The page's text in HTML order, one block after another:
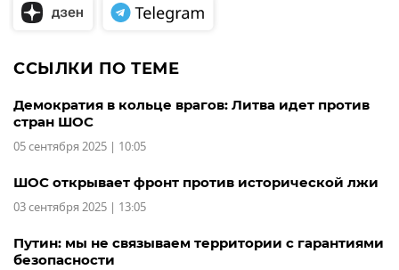
ССЫЛКИ ПО ТЕМЕ
Демократия в кольце врагов: Литва идет против
стран ШОС
05 сентября 2025 | 10:05
ШОС открывает фронт против исторической лжи
03 сентября 2025 | 13:05
Путин: мы не связываем территории с гарантиями
безопасности